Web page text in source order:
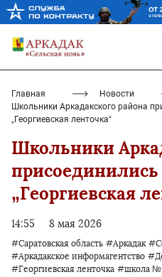
Главная
Новости
Школьники Аркадакского района
„Георгиевская ленточка“
Школьники
„Георгиевская
14:55 8 мая 2026
#Саратовская область #Аркадак
#Аркадакское информагентство
#Георгиевская ленточка #школа №